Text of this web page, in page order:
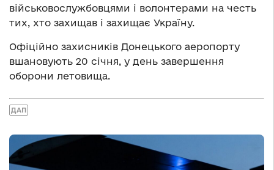
військовослужбовцями і волонтерами на честь
тих, хто захищав і захищає Україну.
Офіційно захисників Донецького аеропорту
вшановують 20 січня, у день завершення
оборони летовища.
ДАП